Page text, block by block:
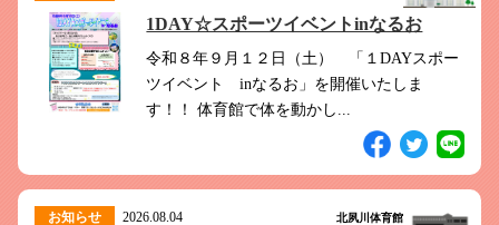
1DAY☆スポーツイベントinなるお
令和８年９月１２日（土） 「１DAYスポー
ツイベント inなるお」を開催いたしま
す！！ 体育館で体を動かし...
お知らせ 2026.08.04 北夙川体育館
このホームページで会員登録がまだの方
新規会員登録